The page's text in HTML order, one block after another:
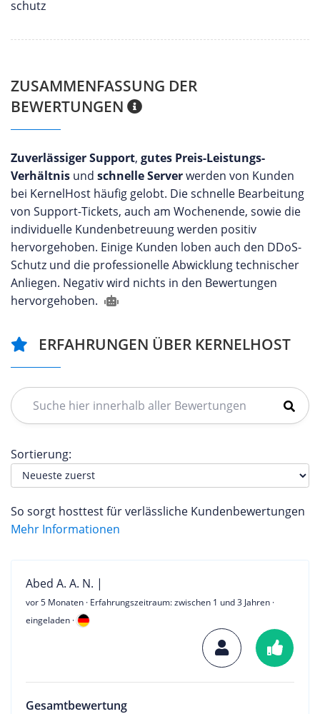
schutz
ZUSAMMENFASSUNG DER
BEWERTUNGEN
Zuverlässiger Support, gutes Preis-Leistungs-
Verhältnis und schnelle Serverwerden von Kunden
bei KernelHost häufig gelobt. Die schnelle Bearbeitung
von Support-Tickets, auch am Wochenende, sowie die
individuelle Kundenbetreuung werden positiv
hervorgehoben. Einige Kunden loben auch den DDoS-
Schutz und die professionelle Abwicklung technischer
Anliegen. Negativ wird nichts in den Bewertungen
hervorgehoben.
ERFAHRUNGEN ÜBER KERNELHOST
Sortierung:
So sorgt hosttest für verlässliche Kundenbewertungen
Mehr Informationen
Abed A. A. N. |
vor 5 Monaten · Erfahrungszeitraum: zwischen 1 und 3 Jahren ·
eingeladen ·
Gesamtbewertung